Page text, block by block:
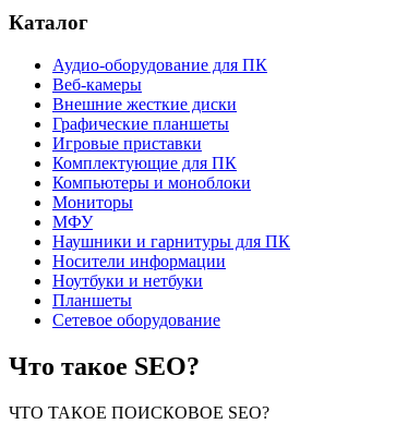
Каталог
Аудио-оборудование для ПК
Веб-камеры
Внешние жесткие диски
Графические планшеты
Игровые приставки
Комплектующие для ПК
Компьютеры и моноблоки
Мониторы
МФУ
Наушники и гарнитуры для ПК
Носители информации
Ноутбуки и нетбуки
Планшеты
Сетевое оборудование
Что такое SEO?
ЧТО ТАКОЕ ПОИСКОВОЕ SEO?